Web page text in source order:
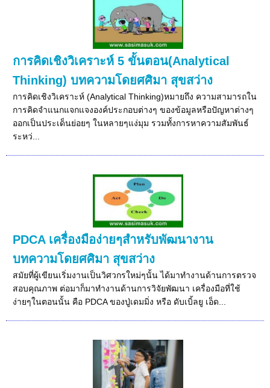
การคิดเชิงวิเคราะห์ 5 ขั้นตอน(Analytical
Thinking) บทความโดยศศิมา สุขสว่าง
การคิดเชิงวิเคราะห์ (Analytical Thinking)หมายถึง ความสามารถใน
การคิดจำแนกแจกแจงองค์ประกอบต่างๆ ของข้อมูลหรือปัญหาต่างๆ
ออกเป็นประเด็นย่อยๆ ในหลายๆแง่มุม รวมทั้งการหาความสัมพันธ์
ระหว่...
PDCA เครื่องมือง่ายๆสำหรับพัฒนางาน
บทความโดยศศิมา สุขสว่าง
สมัยที่ผู้เขียนเริ่มงานเป็นวิศวกรใหม่ๆนั้น ได้มาทำงานด้านการตรวจ
สอบคุณภาพ ต่อมาก็มาทำงานด้านการวิจัยพัฒนา เครื่องมือที่ใช้
ง่ายๆในตอนนั้น คือ PDCA ของปู่เดมมิ่ง หรือ ดับเบิ้ลยู เอ็ด...